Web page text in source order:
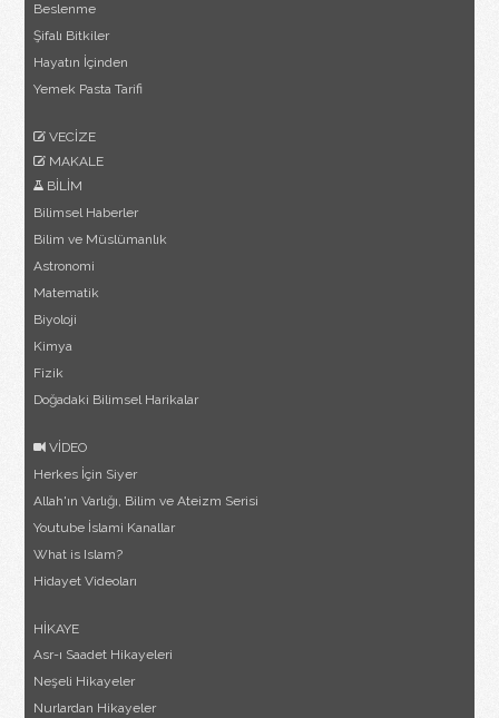
Beslenme
Şifalı Bitkiler
Hayatın İçinden
Yemek Pasta Tarifi
VECİZE
MAKALE
BİLİM
Bilimsel Haberler
Bilim ve Müslümanlık
Astronomi
Matematik
Biyoloji
Kimya
Fizik
Doğadaki Bilimsel Harikalar
VİDEO
Herkes İçin Siyer
Allah'ın Varlığı, Bilim ve Ateizm Serisi
Youtube İslami Kanallar
What is Islam?
Hidayet Videoları
HİKAYE
Asr-ı Saadet Hikayeleri
Neşeli Hikayeler
Nurlardan Hikayeler